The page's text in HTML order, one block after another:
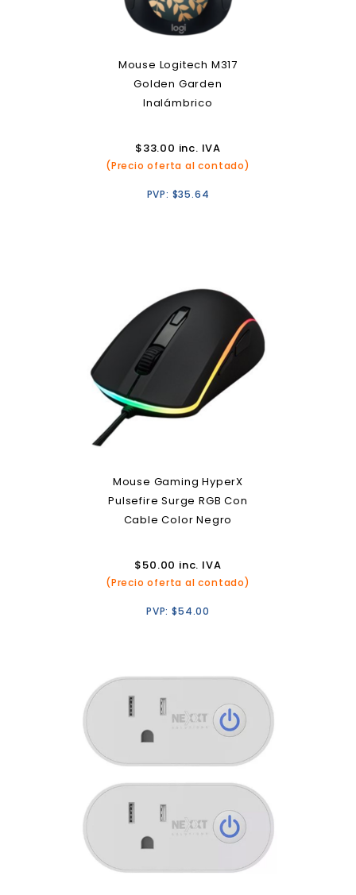
Mouse Logitech M317
Golden Garden
Inalámbrico
$33.00 inc. IVA
(Precio oferta al contado)
PVP: $35.64
Mouse Gaming HyperX
Pulsefire Surge RGB Con
Cable Color Negro
$50.00 inc. IVA
(Precio oferta al contado)
PVP:$54.00